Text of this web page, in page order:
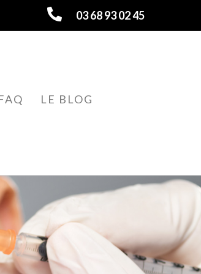
03 68 93 02 45
LE BLOG